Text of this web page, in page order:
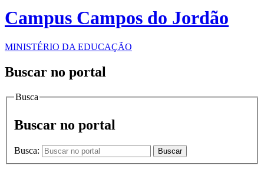
Campus Campos do Jordão
MINISTÉRIO DA EDUCAÇÃO
Buscar no portal
Busca
Buscar no portal
Busca: Buscar